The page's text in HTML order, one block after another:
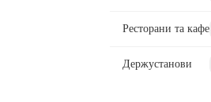
Ресторани та кафе
Держустанови